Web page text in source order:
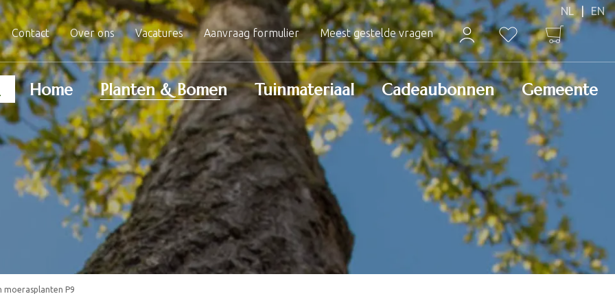
moerasplanten P9
Contact Over ons Vacatures Aanvraag formulier Meest gestelde vragen
Home Planten & Bomen Tuinmateriaal Cadeaubonnen Gemeente